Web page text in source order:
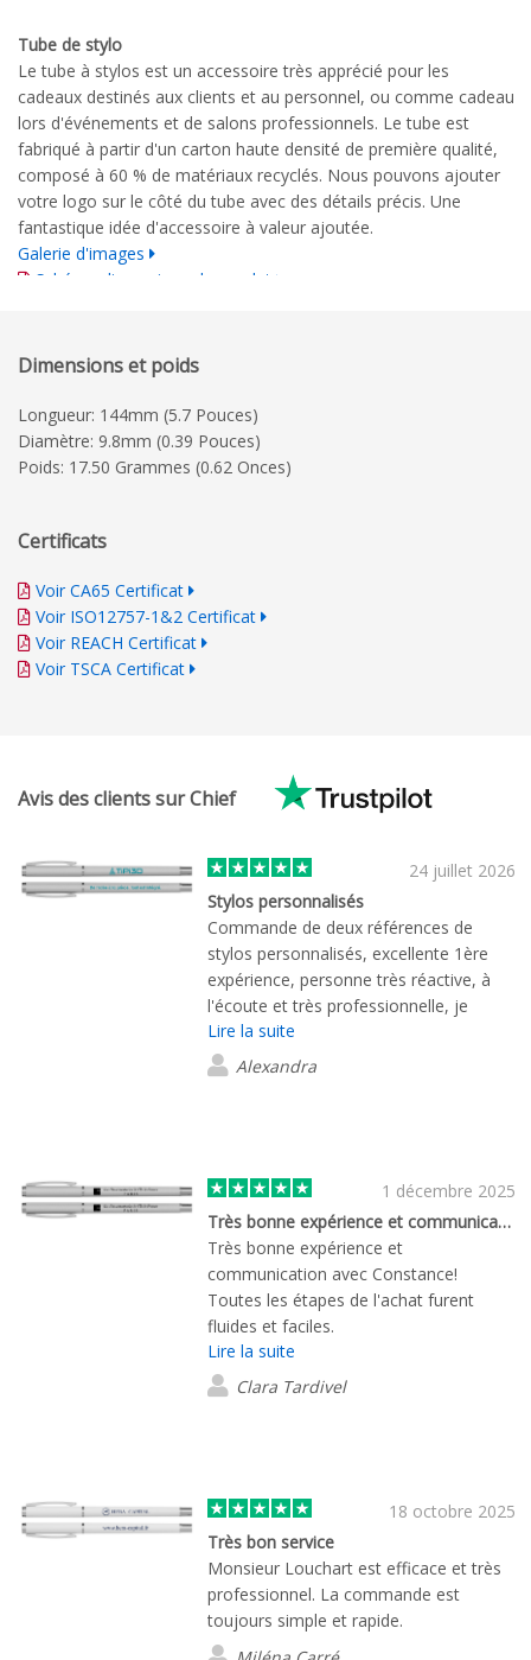
Tube de stylo
Le tube à stylos est un accessoire très apprécié pour les
cadeaux destinés aux clients et au personnel, ou comme cadeau
lors d'événements et de salons professionnels. Le tube est
fabriqué à partir d'un carton haute densité de première qualité,
composé à 60 % de matériaux recyclés. Nous pouvons ajouter
votre logo sur le côté du tube avec des détails précis. Une
fantastique idée d'accessoire à valeur ajoutée.
Galerie d'images
Schéma dimensionnel complet
Dimensions et poids
Longueur: 144mm (5.7 Pouces)
Diamètre: 9.8mm (0.39 Pouces)
Poids: 17.50 Grammes (0.62 Onces)
Certificats
Voir CA65 Certificat
Voir ISO12757-1&2 Certificat
Voir REACH Certificat
Voir TSCA Certificat
Avis des clients sur Chief
24 juillet 2026
Stylos personnalisés
Commande de deux références de
stylos personnalisés, excellente 1ère
expérience, personne très réactive, à
l'écoute et très professionnelle, je
recommande.
Lire la suite
Alexandra
1 décembre 2025
Très bonne expérience et communication…
Très bonne expérience et
communication avec Constance!
Toutes les étapes de l'achat furent
fluides et faciles.
Lire la suite
Clara Tardivel
18 octobre 2025
Très bon service
Monsieur Louchart est efficace et très
professionnel. La commande est
toujours simple et rapide.